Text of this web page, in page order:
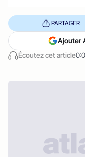
Écoutez cet article
PARTAGER
Ajouter